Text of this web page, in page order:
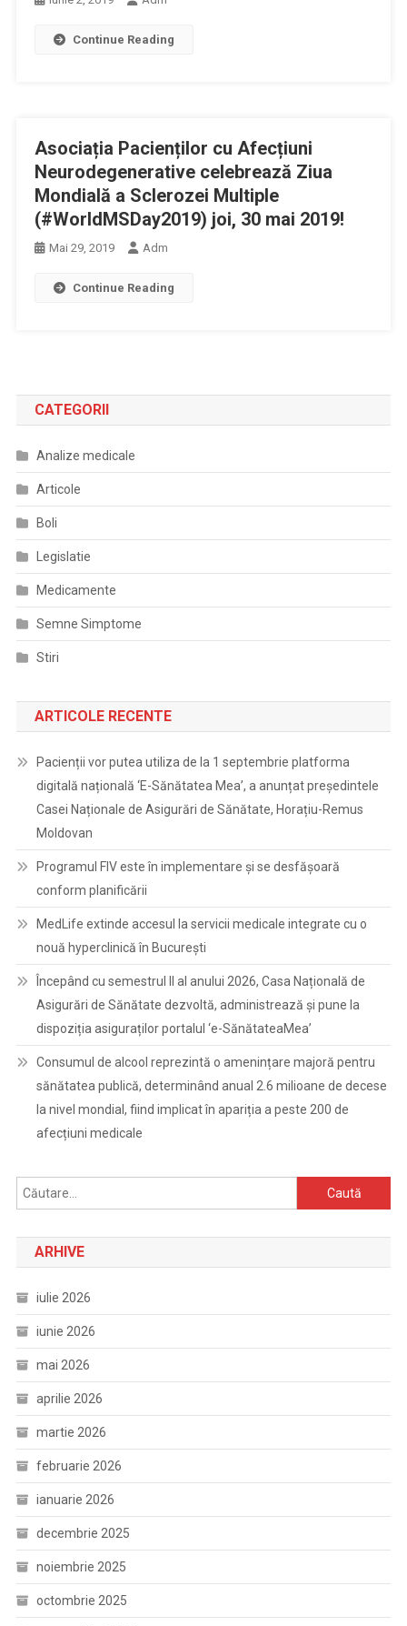
Continue Reading
Asociația Pacienților cu Afecțiuni
Neurodegenerative celebrează Ziua
Mondială a Sclerozei Multiple
(#WorldMSDay2019) joi, 30 mai 2019!
Mai 29, 2019 Adm
Continue Reading
CATEGORII
Analize medicale
Articole
Boli
Legislatie
Medicamente
Semne Simptome
Stiri
ARTICOLE RECENTE
Pacienții vor putea utiliza de la 1 septembrie platforma
digitală națională ‘E-Sănătatea Mea’, a anunțat președintele
Casei Naționale de Asigurări de Sănătate, Horațiu-Remus
Moldovan
Programul FIV este în implementare și se desfășoară
conform planificării
MedLife extinde accesul la servicii medicale integrate cu o
nouă hyperclinică în București
Începând cu semestrul II al anului 2026, Casa Națională de
Asigurări de Sănătate dezvoltă, administrează și pune la
dispoziția asiguraților portalul ‘e-SănătateaMea’
Consumul de alcool reprezintă o amenințare majoră pentru
sănătatea publică, determinând anual 2.6 milioane de decese
la nivel mondial, fiind implicat în apariția a peste 200 de
afecțiuni medicale
Caută
după:
ARHIVE
iulie 2026
iunie 2026
mai 2026
aprilie 2026
martie 2026
februarie 2026
ianuarie 2026
decembrie 2025
noiembrie 2025
octombrie 2025